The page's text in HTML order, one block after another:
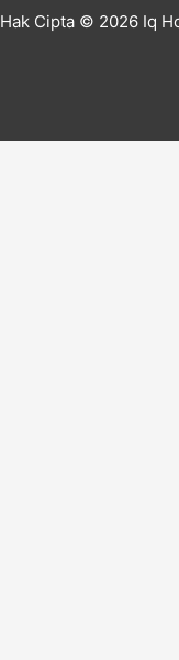
Hak Cipta © 2026 Iq